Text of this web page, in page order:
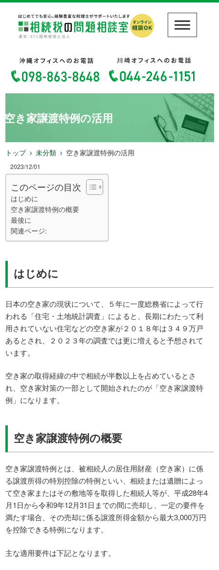
空き家譲渡特例の活用
トップ 未分類 空き家譲渡特例の活用
2023/12/01
このページの目次
はじめに
空き家譲渡特例の概要
最後に
関連ページ:
はじめに
日本の空き家の現状について、５年に一度総務省によって行
われる「住宅・土地統計調査」によると、長期にわたって利
用されていない住宅などの空き家が２０１８年は３４９万戸
あるとされ、２０２３年の調査では更に増えると予想されて
います。
空き家の取得経緯の中で相続が半数以上を占めているとさ
れ、空き家対策の一部として開始されたのが「空き家譲渡特
例」になります。
空き家譲渡特例の概要
空き家譲渡特例とは、被相続人の居住用財産（空き家）に係
る譲渡所得の特別控除の特例といい、相続または遺贈によっ
て空き家またはその敷地等を取得した相続人等が、平成28年4
月1日から令和9年12月31日までの間に売却し、一定の要件を
満たす場合、その売却に係る譲渡所得金額から最大3,000万円
を控除できる特例になります。
主な適用要件は下記となります。